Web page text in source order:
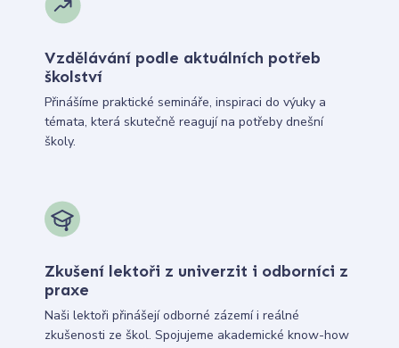
Vzdělávání podle aktuálních potřeb
školství
Přinášíme praktické semináře, inspiraci do výuky a
témata, která skutečně reagují na potřeby dnešní
školy.
Zkušení lektoři z univerzit i odborníci z
praxe
Naši lektoři přinášejí odborné zázemí i reálné
zkušenosti ze škol. Spojujeme akademické know-how